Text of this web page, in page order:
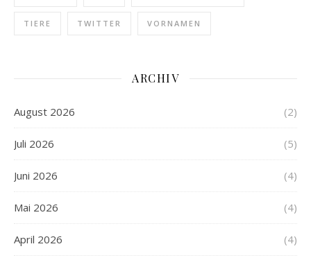
TIERE TWITTER VORNAMEN
ARCHIV
August 2026 (2)
Juli 2026 (5)
Juni 2026 (4)
Mai 2026 (4)
April 2026 (4)